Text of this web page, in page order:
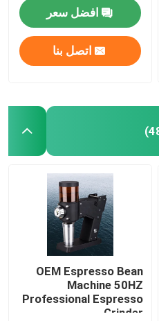
افضل سعر
اتصل بنا
OEM Espresso Bean
Machine 50HZ
Professional Espresso
Grinder